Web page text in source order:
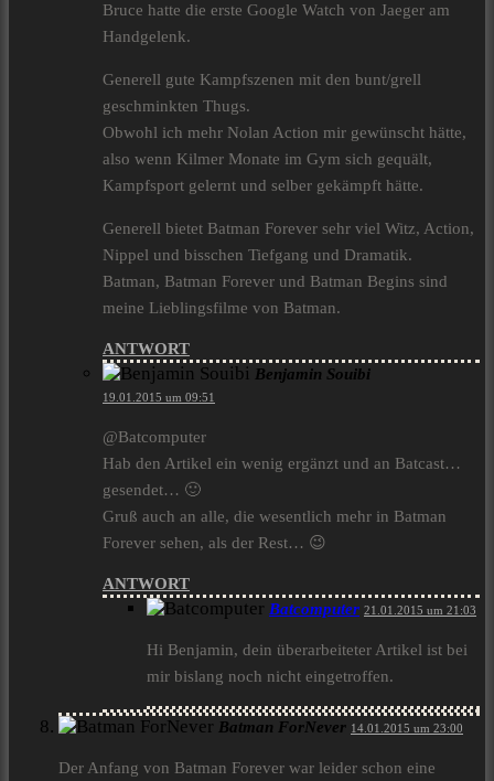
Bruce hatte die erste Google Watch von Jaeger am
Handgelenk.
Generell gute Kampfszenen mit den bunt/grell
geschminkten Thugs.
Obwohl ich mehr Nolan Action mir gewünscht hätte,
also wenn Kilmer Monate im Gym sich gequält,
Kampfsport gelernt und selber gekämpft hätte.
Generell bietet Batman Forever sehr viel Witz, Action,
Nippel und bisschen Tiefgang und Dramatik.
Batman, Batman Forever und Batman Begins sind
meine Lieblingsfilme von Batman.
ANTWORT
Benjamin Souibi
19.01.2015 um 09:51
@Batcomputer
Hab den Artikel ein wenig ergänzt und an Batcast…
gesendet… 🙂
Gruß auch an alle, die wesentlich mehr in Batman
Forever sehen, als der Rest… 😉
ANTWORT
Batcomputer 21.01.2015 um 21:03
Hi Benjamin, dein überarbeiteter Artikel ist bei
mir bislang noch nicht eingetroffen.
Batman ForNever 14.01.2015 um 23:00
Der Anfang von Batman Forever war leider schon eine